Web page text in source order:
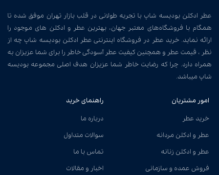
عطر ادکلن بودیسه شاپ با تجربه طولانی در قلب بازار تهران موفق شده تا
همگام با فروشگاه‌های معتبر جهان، بهترین عطر و ادکلن های موجود را
ارائه نماید. خرید عطر در فروشگاه اینترنتی عطر ادکلن بودیسه شاپ چه از
نظر ، قیمت عطر و همچنین کیفیت عطر آسودگی خاطر را برای شما عزیزان به
همراه دارد. چرا که رضایت خاطر شما عزیزان هدف اصلی مجموعه بودیسه
شاپ میباشد.
امور مشتریان
خرید عطر
عطر و ادکلن مردانه
عطر و ادکلن زنانه
فروش عمده و سازمانی
راهنمای خرید
درباره ما
سوالات متداول
تماس با ما
اخبار و مقالات